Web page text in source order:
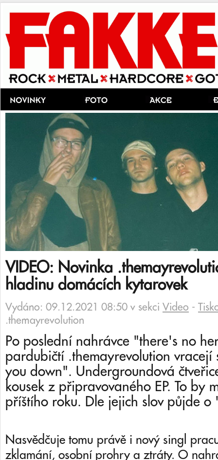
VIDEO: Novinka
hladinu domácích kytarovek
Vydáno: 09.12.2021 08:50 v sekci Video -
.themayrevolution
Po poslední nahrávce "there's no
pardubičtí .themayrevolution vracejí
you down". Undergroundová
kousek z připravovaného EP. To by
příštího roku. Dle jejich slov půjde o
Nasvědčuje tomu právě i nový singl
zklamání, osobní prohry a ztráty. O